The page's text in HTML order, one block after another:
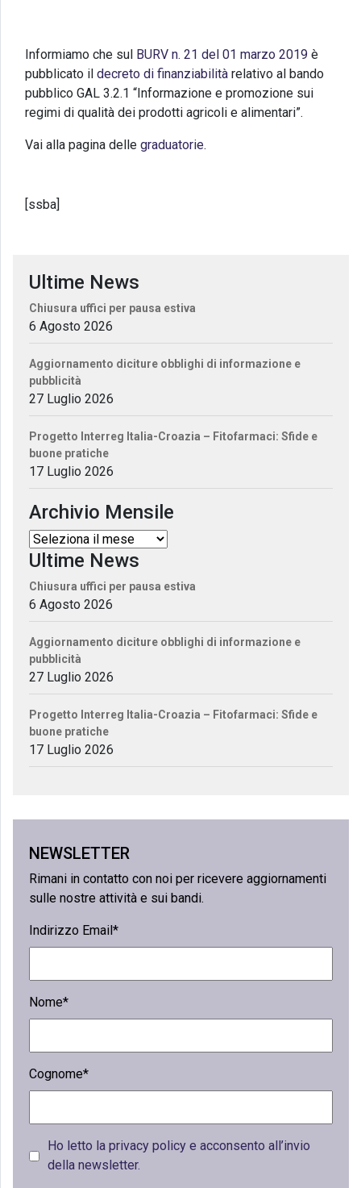
Informiamo che sul BURV n. 21 del 01 marzo 2019 è
pubblicato il decreto di finanziabilità relativo al bando
pubblico GAL 3.2.1 “Informazione e promozione sui
regimi di qualità dei prodotti agricoli e alimentari”.
Vai alla pagina delle graduatorie.
[ssba]
Ultime News
Chiusura uffici per pausa estiva
6 Agosto 2026
Aggiornamento diciture obblighi di informazione e
pubblicità
27 Luglio 2026
Progetto Interreg Italia-Croazia – Fitofarmaci: Sfide e
buone pratiche
17 Luglio 2026
Archivio Mensile
Ultime News
Chiusura uffici per pausa estiva
6 Agosto 2026
Aggiornamento diciture obblighi di informazione e
pubblicità
27 Luglio 2026
Progetto Interreg Italia-Croazia – Fitofarmaci: Sfide e
buone pratiche
17 Luglio 2026
NEWSLETTER
Rimani in contatto con noi per ricevere aggiornamenti
sulle nostre attività e sui bandi.
Indirizzo Email*
Nome*
Cognome*
Ho letto la privacy policy e acconsento all’invio
della newsletter.